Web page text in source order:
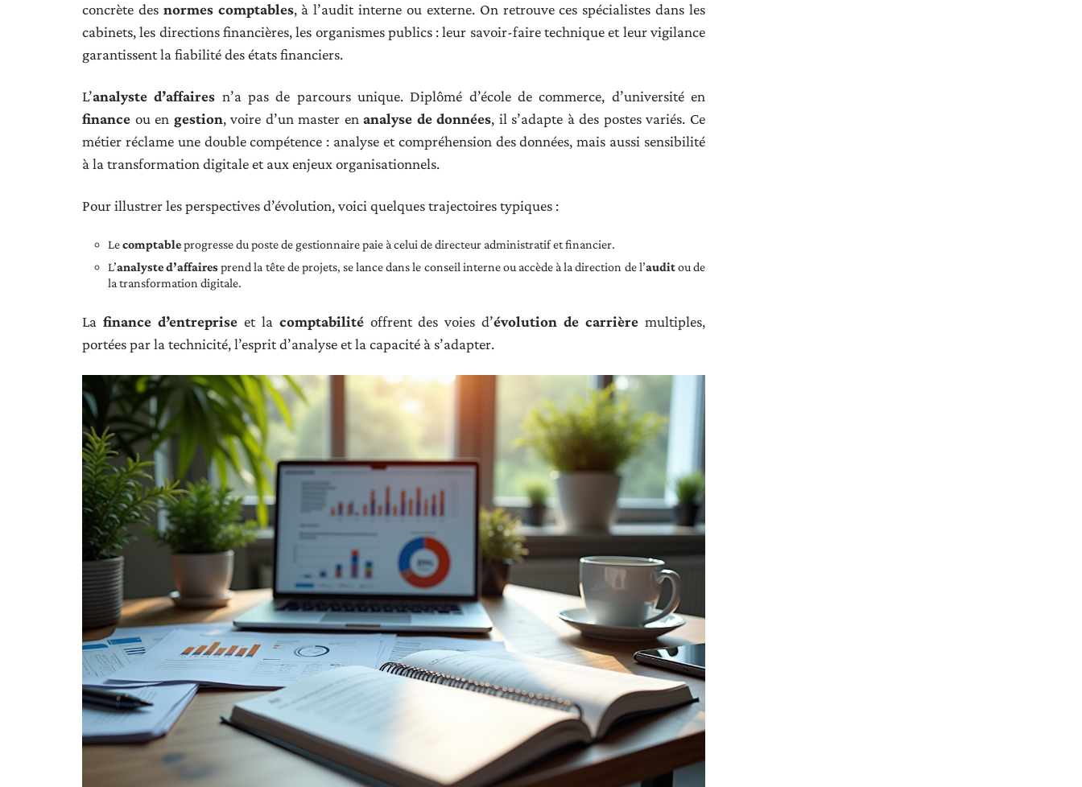
concrète des normes comptables, à l’audit interne ou externe. On retrouve ces spécialistes dans les
cabinets, les directions financières, les organismes publics : leur savoir-faire technique et leur vigilance
garantissent la fiabilité des états financiers.
L’analyste d’affaires n’a pas de parcours unique. Diplômé d’école de commerce, d’université en
finance ou en gestion, voire d’un master enanalyse de données, il s’adapte à des postes variés. Ce
métier réclame une double compétence : analyse et compréhension des données, mais aussi sensibilité
à la transformation digitale et aux enjeux organisationnels.
Pour illustrer les perspectives d’évolution, voici quelques trajectoires typiques :
Lecomptableprogresse du poste de gestionnaire paie à celui de directeur administratif et financier.
L’analyste d’affaires prend la tête de projets, se lance dans le conseil interne ou accède à la direction de l’auditou de
la transformation digitale.
La finance d’entrepriseet la comptabilitéoffrent des voies d’évolution de carrière multiples,
portées par la technicité, l’esprit d’analyse et la capacité à s’adapter.